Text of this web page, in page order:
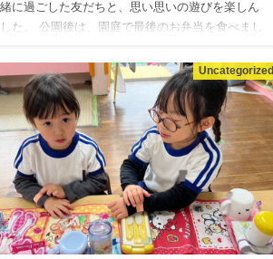
に過ごした友だちと、思い思いの遊びを楽しん
た。 公園後は、園庭で最後のお弁当を食べまし
Uncategorized